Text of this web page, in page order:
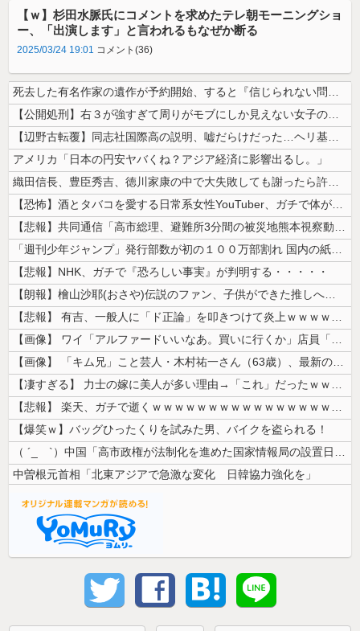
【ｗ】杉田水脈氏にコメントを求めたテレ朝モーニングショ
ー、「出演します」と言われるもなぜか断る
2025/03/24 19:01 コメント(36)
死去した有名作家の遺作が予約開始、すると『信じられない問い合わせがあっ...
【公開処刑】右３が強すぎて周りがモブにしか見えない女子の集団ｗｗｗｗ ...
【辺野古転覆】同志社国際高の説明、嘘だらけだった…ヘリ基地反対協議会の...
アメリカ「日本の円安ヤバくね？アジア経済に影響出るし。」
織田信長、豊臣秀吉、徳川家康の中で大失敗しても謝ったら許してくれそうな...
【恐怖】酒とタバコを愛する日常系女性YouTuber、ガチで体が終わる...
【悲報】共同通信「高市総理、避難所3分間の被災地熊本視察動画に批判！」...
「週刊少年ジャンプ」発行部数が初の１００万部割れ 国内の紙雑誌で「１０...
【悲報】NHK、ガチで『恐ろしい事実』が判明する・・・・・
【朗報】檜山沙耶(おさや)伝説のファン、子供ができた推しへの正直な気持...
【悲報】 有吉、一般人に「ド正論」を叩きつけて炎上ｗｗｗｗｗｗｗｗ
【画像】 ワイ「アルファードいいなあ。買いに行くか」店員「ほいっ見積も...
【画像】 「キム兄」こと芸人・木村祐一さん（63歳）、最新の松本人志さ...
【凄すぎる】 力士の嫁に美人が多い理由→「これ」だったｗｗｗｗｗｗｗ
【悲報】 楽天、ガチで逝くｗｗｗｗｗｗｗｗｗｗｗｗｗｗｗｗｗｗｗｗ
【爆笑ｗ】バッグひったくりを試みた男、バイクを盗られる！
（ ´_ゝ`）中国「高市政権が法制化を進めた国家情報局の設置日が7月3...
中曽根元首相「北東アジアで急激な変化 日韓協力強化を」